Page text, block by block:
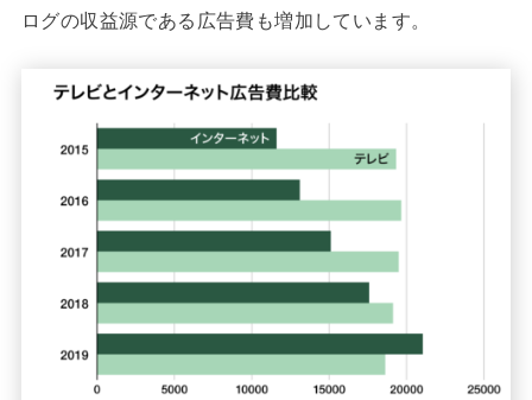
ログの収益源である広告費も増加しています。